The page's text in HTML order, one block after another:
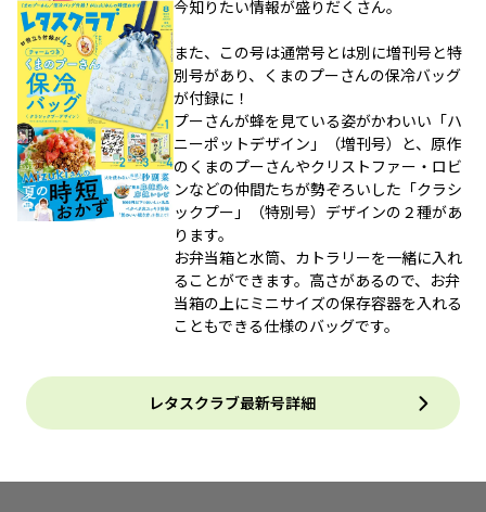
今知りたい情報が盛りだくさん。
また、この号は通常号とは別に増刊号と特
別号があり、くまのプーさんの保冷バッグ
が付録に！
プーさんが蜂を見ている姿がかわいい「ハ
ニーポットデザイン」（増刊号）と、原作
のくまのプーさんやクリストファー・ロビ
ンなどの仲間たちが勢ぞろいした「クラシ
ックプー」（特別号）デザインの２種があ
ります。
お弁当箱と水筒、カトラリーを一緒に入れ
ることができます。高さがあるので、お弁
当箱の上にミニサイズの保存容器を入れる
こともできる仕様のバッグです。
レタスクラブ最新号詳細